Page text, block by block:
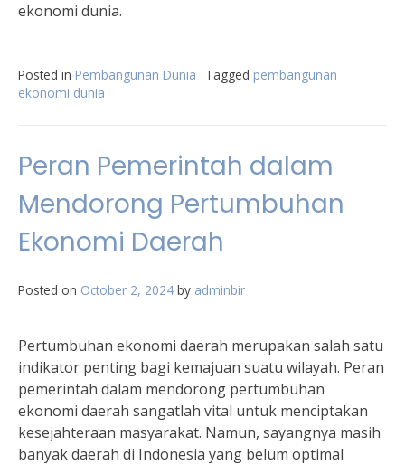
ekonomi dunia.
Posted in Pembangunan Dunia Tagged pembangunan
ekonomi dunia
Peran Pemerintah dalam
Mendorong Pertumbuhan
Ekonomi Daerah
Posted on October 2, 2024 by adminbir
Pertumbuhan ekonomi daerah merupakan salah satu
indikator penting bagi kemajuan suatu wilayah. Peran
pemerintah dalam mendorong pertumbuhan
ekonomi daerah sangatlah vital untuk menciptakan
kesejahteraan masyarakat. Namun, sayangnya masih
banyak daerah di Indonesia yang belum optimal